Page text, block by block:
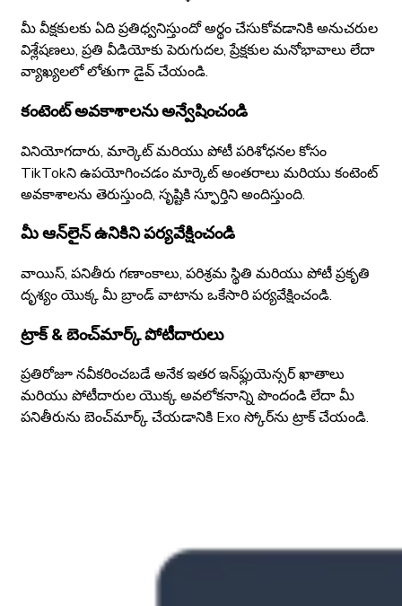
మీ వీక్షకులకు ఏది ప్రతిధ్వనిస్తుందో అర్థం చేసుకోవడానికి అనుచరుల
విశ్లేషణలు, ప్రతి వీడియోకు పెరుగుదల, ప్రేక్షకుల మనోభావాలు లేదా
వ్యాఖ్యలలో లోతుగా డైవ్ చేయండి.
కంటెంట్ అవకాశాలను అన్వేషించండి
వినియోగదారు, మార్కెట్ మరియు పోటీ పరిశోధనల కోసం
TikTokని ఉపయోగించడం మార్కెట్ అంతరాలు మరియు కంటెంట్
అవకాశాలను తెరుస్తుంది, సృష్టికి స్ఫూర్తిని అందిస్తుంది.
మీ ఆన్‌లైన్ ఉనికిని పర్యవేక్షించండి
వాయిస్, పనితీరు గణాంకాలు, పరిశ్రమ స్థితి మరియు పోటీ ప్రకృతి
దృశ్యం యొక్క మీ బ్రాండ్ వాటాను ఒకేసారి పర్యవేక్షించండి.
ట్రాక్ & బెంచ్‌మార్క్ పోటీదారులు
ప్రతిరోజూ నవీకరించబడే అనేక ఇతర ఇన్‌ఫ్లుయెన్సర్ ఖాతాలు
మరియు పోటీదారుల యొక్క అవలోకనాన్ని పొందండి లేదా మీ
పనితీరును బెంచ్‌మార్క్ చేయడానికి Exo స్కోర్‌ను ట్రాక్ చేయండి.